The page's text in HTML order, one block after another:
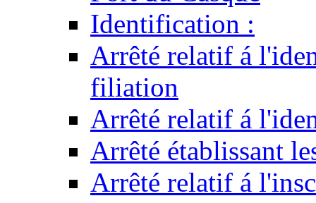
Identification :
Arrêté relatif á
filiation
Arrêté relatif á
Arrêté établissant
Arrêté relatif á